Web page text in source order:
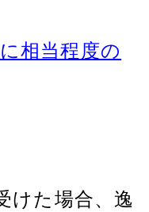
相当程度の
けた場合、逸